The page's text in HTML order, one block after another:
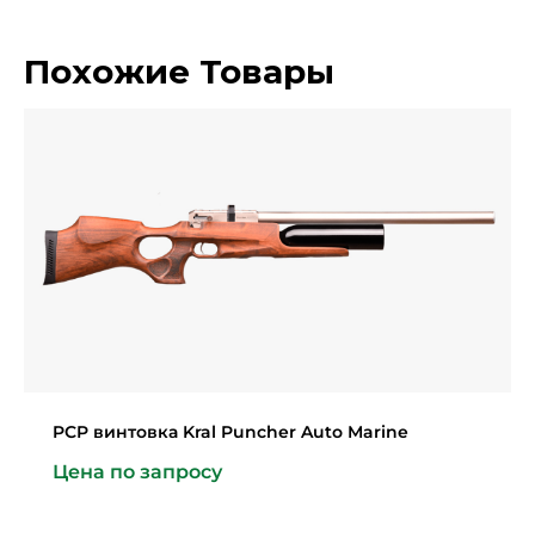
Похожие Товары
PCP винтовка Kral Puncher Auto Marine
Цена по запросу